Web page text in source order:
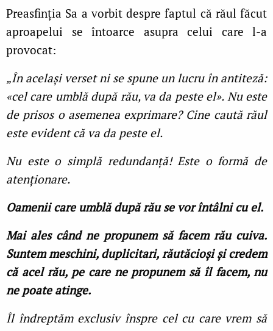
Preasfinţia Sa a vorbit despre faptul că răul făcut
aproapelui se întoarce asupra celui care l-a
provocat:
„În acelaşi verset ni se spune un lucru în antiteză:
«cel care umblă după rău, va da peste el». Nu este
de prisos o asemenea exprimare? Cine caută răul
este evident că va da peste el.
Nu este o simplă redundanţă! Este o formă de
atenţionare.
Oamenii care umblă după rău se vor întâlni cu el.
Mai ales când ne propunem să facem rău cuiva.
Suntem meschini, duplicitari, răutăcioşi şi credem
că acel rău, pe care ne propunem să îl facem, nu
ne poate atinge.
Îl îndreptăm exclusiv înspre cel cu care vrem să